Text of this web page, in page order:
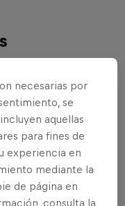
necesarias por
se
aquellas
para fines de
experiencia en
mediante la
de página en
consulta la